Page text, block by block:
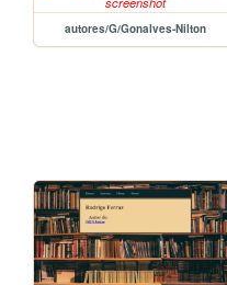
autores/G/Gonalves-Nilton